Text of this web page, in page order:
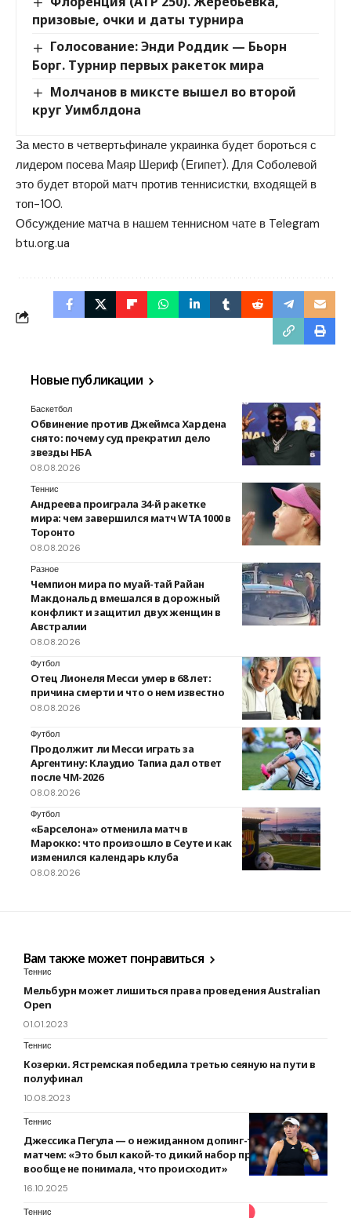
призовые, очки и даты турнира
Голосование: Энди Роддик — Бьорн
Борг. Турнир первых ракеток мира
Молчанов в миксте вышел во второй
круг Уимблдона
За место в четвертьфинале украинка будет бороться с
лидером посева Маяр Шериф (Египет). Для Соболевой
это будет второй матч против теннисистки, входящей в
топ-100.
Обсуждение матча в нашем теннисном чате в Telegram
btu.org.ua
Новые публикации
Баскетбол
Обвинение против Джеймса Хардена
снято: почему суд прекратил дело
звезды НБА
08.08.2026
Теннис
Андреева проиграла 34-й ракетке
мира: чем завершился матч WTA 1000 в
Торонто
08.08.2026
Разное
Чемпион мира по муай-тай Райан
Макдональд вмешался в дорожный
конфликт и защитил двух женщин в
Австралии
08.08.2026
Футбол
Отец Лионеля Месси умер в 68 лет:
причина смерти и что о нем известно
08.08.2026
Футбол
Продолжит ли Месси играть за
Аргентину: Клаудио Тапиа дал ответ
после ЧМ-2026
08.08.2026
Футбол
«Барселона» отменила матч в
Марокко: что произошло в Сеуте и как
изменился календарь клуба
08.08.2026
Вам также может понравиться
Теннис
Мельбурн может лишиться права проведения Australian
Open
01.01.2023
Теннис
Козерки. Ястремская победила третью сеяную на пути в
полуфинал
10.08.2023
Теннис
Джессика Пегула — о нежиданном допинг-тесте перед
матчем: «Это был какой-то дикий набор правил, я
вообще не понимала, что происходит»
16.10.2025
Теннис